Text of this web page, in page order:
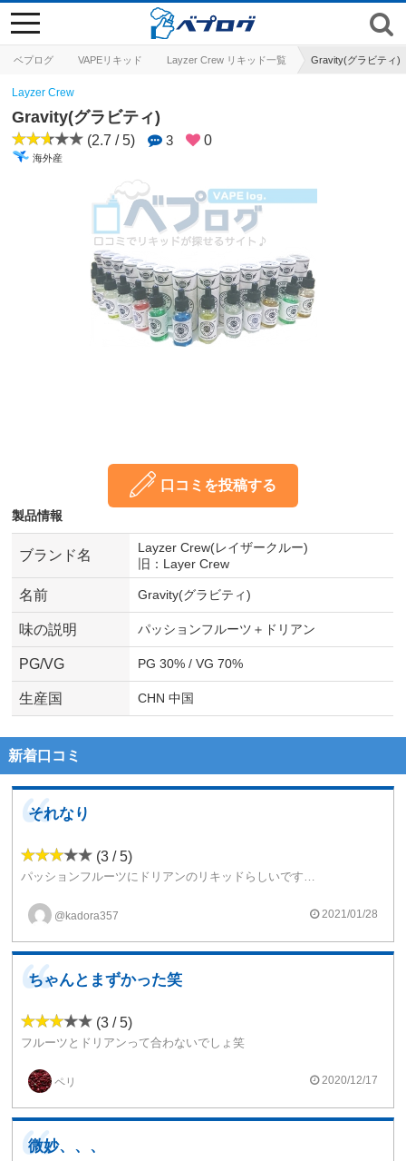
ベプログ VAPEリキッド Layzer Crew リキッド一覧 Gravity(グラビティ)
toggle
navigation
Layzer Crew
Gravity(グラビティ)
(2.7 / 5) 3 0
海外産
口コミを投稿する
製品情報
ブランド名
Layzer Crew(レイザークルー)
旧：Layer Crew
名前 Gravity(グラビティ)
味の説明 パッションフルーツ＋ドリアン
PG/VG PG 30% / VG 70%
生産国 CHN 中国
新着口コミ
それなり
(3 / 5)
パッションフルーツにドリアンのリキッドらしいですけど～(ヾ(´・ω・｀)正直個人的にはあんまり好きじゃなかったリキッドって感じではないでしょうかね～(・・;)))汗 オススメはしないリキッドって感じでしょうかね～
@kadora357 2021/01/28
ちゃんとまずかった笑
(3 / 5)
フルーツとドリアンって合わないでしょ笑
ドリアンの再現度は幸い低いです。
まずすぎるドリアンのくっさい匂いは無いし、うますぎるドリアンのチーズケーキのような芳醇ななめらかさもない。（どっちか再現度高かったら、もっと評価低かったと思います。）
パッションフルーツも何味かわからないし、鼻から抜いた後のフレーバーが嫌いでした。
ペリ 2020/12/17
微妙、、、